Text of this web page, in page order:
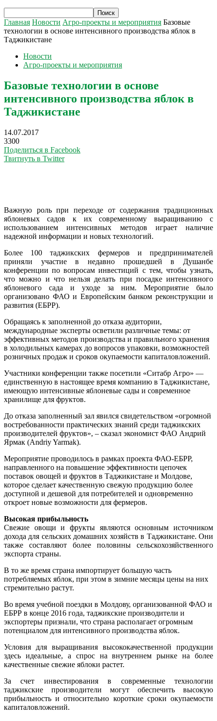
Главная Новости Агро-проекты и мероприятия Базовые
технологии в основе интенсивного производства яблок в
Таджикистане
Новости
Агро-проекты и мероприятия
Базовые технологии в основе
интенсивного производства яблок в
Таджикистане
14.07.2017
3300
Поделиться в Facebook
Твитнуть в Twitter
Важную роль при переходе от содержания традиционных
яблоневых садов к их современному выращиванию с
использованием интенсивных методов играет наличие
надежной информации и новых технологий.
Более 100 таджикских фермеров и предпринимателей
приняли участие в недавно прошедшей в Душанбе
конференции по вопросам инвестиций с тем, чтобы узнать,
что можно и что нельзя делать при посадке интенсивного
яблоневого сада и уходе за ним. Мероприятие было
организовано ФАО и Европейским банком реконструкции и
развития (ЕБРР).
Обращаясь к заполненной до отказа аудитории,
международные эксперты осветили различные темы: от
эффективных методов производства и правильного хранения
в холодильных камерах до вопросов упаковки, возможностей
розничных продаж и сроков окупаемости капиталовложений.
Участники конференции также посетили «Ситабр Агро» —
единственную в настоящее время компанию в Таджикистане,
имеющую интенсивные яблоневые сады и современное
хранилище для фруктов.
До отказа заполненный зал явился свидетельством «огромной
востребованности практических знаний среди таджикских
производителей фруктов», – сказал экономист ФАО Андрий
Ярмак (Andriy Yarmak).
Мероприятие проводилось в рамках проекта ФАО-ЕБРР,
направленного на повышение эффективности цепочек
поставок овощей и фруктов в Таджикистане и Молдове,
которое сделает качественную свежую продукцию более
доступной и дешевой для потребителей и одновременно
откроет новые возможности для фермеров.
Высокая прибыльность
Свежие овощи и фрукты являются основным источником
дохода для сельских домашних хозяйств в Таджикистане. Они
также составляют более половины сельскохозяйственного
экспорта страны.
В то же время страна импортирует большую часть
потребляемых яблок, при этом в зимние месяцы цены на них
стремительно растут.
Во время учебной поездки в Молдову, организованной ФАО и
ЕБРР в конце 2016 года, таджикские производители и
экспортеры признали, что страна располагает огромным
потенциалом для интенсивного производства яблок.
Условия для выращивания высококачественной продукции
здесь идеальные, а спрос на внутреннем рынке на более
качественные свежие яблоки растет.
За счет инвестирования в современные технологии
таджикские производители могут обеспечить высокую
прибыльность и относительно короткие сроки окупаемости
капиталовложений.